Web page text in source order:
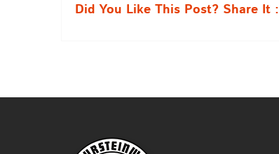
Did You Like This Post? Share It :